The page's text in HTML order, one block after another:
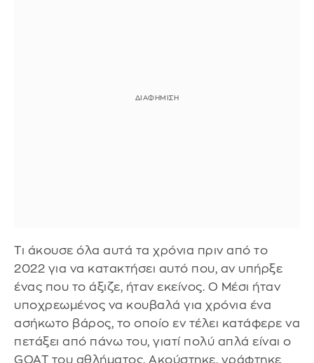
Τι άκουσε όλα αυτά τα χρόνια πριν από το
2022 για να κατακτήσει αυτό που, αν υπήρξε
ένας που το άξιζε, ήταν εκείνος. Ο Μέσι ήταν
υποχρεωμένος να κουβαλά για χρόνια ένα
ασήκωτο βάρος, το οποίο εν τέλει κατάφερε να
πετάξει από πάνω του, γιατί πολύ απλά είναι ο
GOAT του αθλήματος. Ακούστηκε, γράφτηκε